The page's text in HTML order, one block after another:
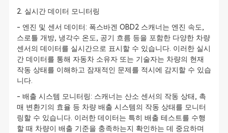
2. 실시간 데이터 모니터링
- 엔진 및 센서 데이터: 폭스바겐 OBD2 스캐너는 엔진 속도,
스로틀 개방, 냉각수 온도, 공기 흐름 등을 포함한 다양한 차량
센서의 데이터를 실시간으로 표시할 수 있습니다. 이러한 실시
간 데이터를 통해 자동차 소유자 또는 기술자는 차량의 현재
작동 상태를 이해하고 잠재적인 문제를 적시에 감지할 수 있습
니다.
- 배출 시스템 모니터링: 스캐너는 산소 센서의 작동 상태, 촉
매 변환기의 효율 등 차량 배출 시스템의 작동 상태를 모니터
링할 수 있습니다. 이러한 데이터는 특히 배출 테스트를 수행
할 때 차량이 배출 기준을 충족하는지 확인하는 데 중요하며